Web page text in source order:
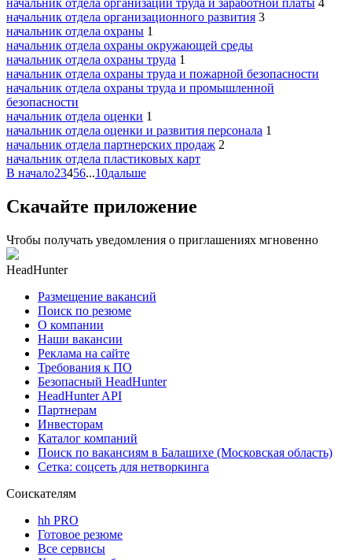
начальник отдела организационного развития 3
начальник отдела охраны 1
начальник отдела охраны окружающей среды
начальник отдела охраны труда 1
начальник отдела охраны труда и пожарной безопасности
начальник отдела охраны труда и промышленной
безопасности
начальник отдела оценки 1
начальник отдела оценки и развития персонала 1
начальник отдела партнерских продаж 2
начальник отдела пластиковых карт
В начало23456...10дальше
Скачайте приложение
Чтобы получать уведомления о приглашениях мгновенно
HeadHunter
Размещение вакансий
Поиск по резюме
О компании
Наши вакансии
Реклама на сайте
Требования к ПО
Безопасный HeadHunter
HeadHunter API
Партнерам
Инвесторам
Каталог компаний
Поиск по вакансиям в Балашихе (Московская область)
Сетка: соцсеть для нетворкинга
Соискателям
hh PRO
Готовое резюме
Все сервисы